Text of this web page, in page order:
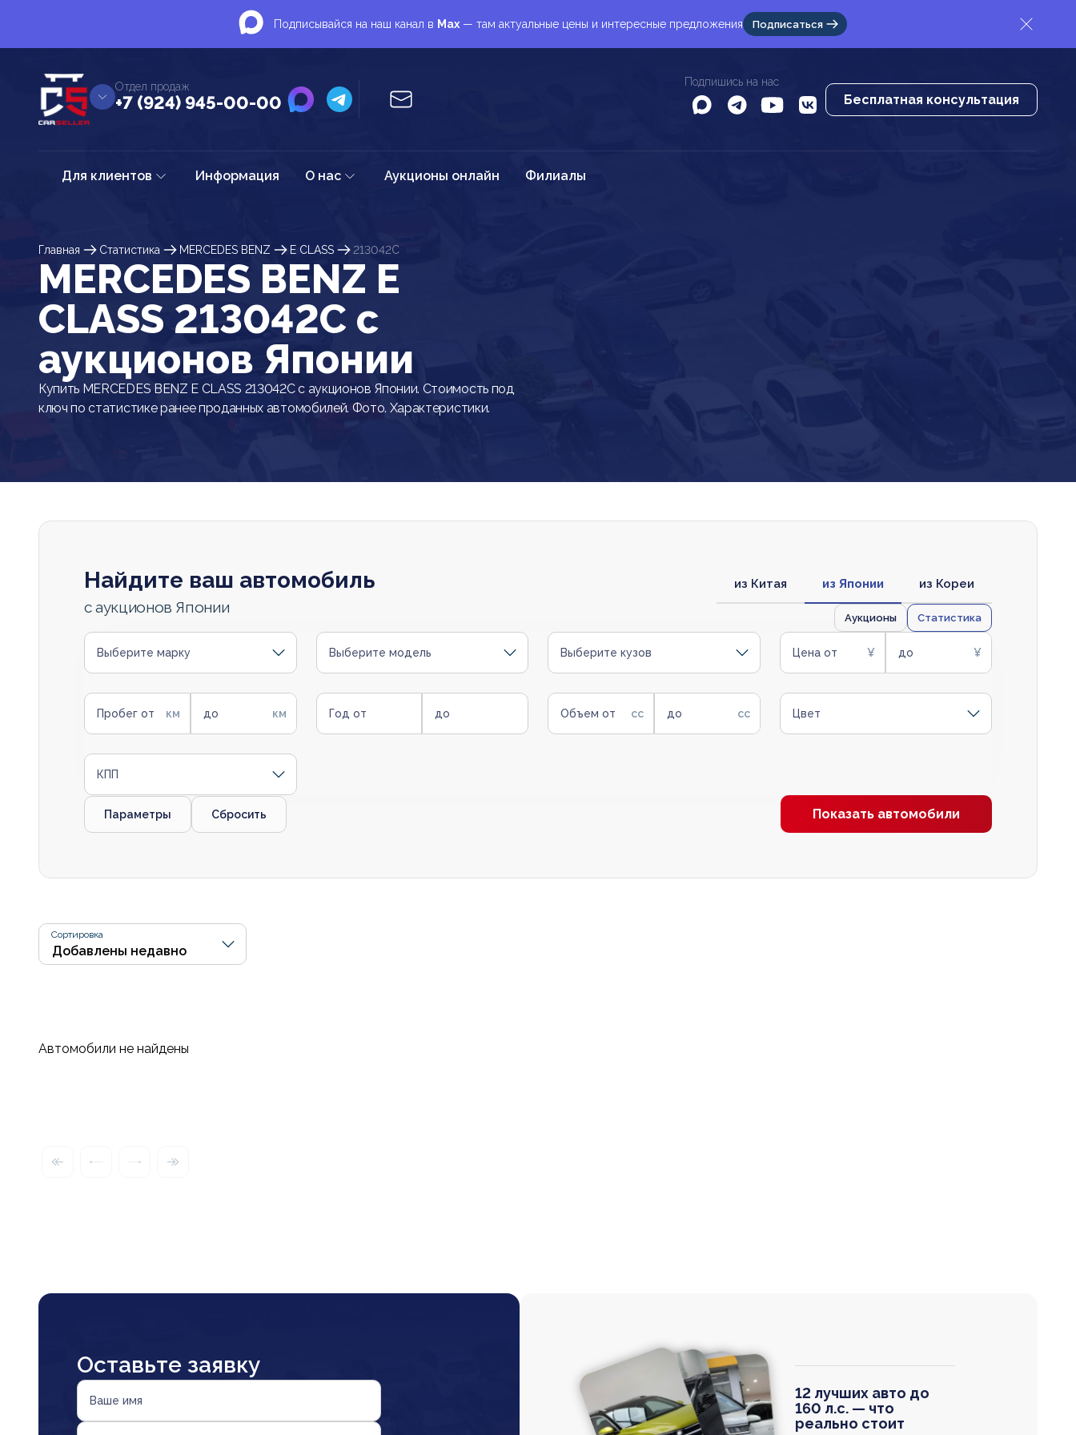
Подписывайся на наш канал в Max — там актуальные цены и интересные предложения Подписаться
Отдел продаж
+7 (924) 945-00-00
Подпишись на нас
Бесплатная консультация
Для клиентов Информация О нас Аукционы онлайн Филиалы
Главная Статистика MERCEDES BENZ E CLASS 213042C
MERCEDES BENZ E
CLASS 213042C c
аукционов Японии
Купить MERCEDES BENZ E CLASS 213042C с аукционов Японии. Стоимость под
ключ по статистике ранее проданных автомобилей. Фото. Характеристики.
Найдите ваш автомобиль
с аукционов Японии
из Китая из Японии из Кореи
Аукционы Статистика
Выберите марку Выберите модель Выберите кузов Цена от до
Пробег от до Год от до Объем от до Цвет
КПП
Параметры Сбросить Показать автомобили
Сортировка
Автомобили не найдены
Оставьте заявку
Ваше имя
12 лучших авто до
160 л.с. — что
реально стоит